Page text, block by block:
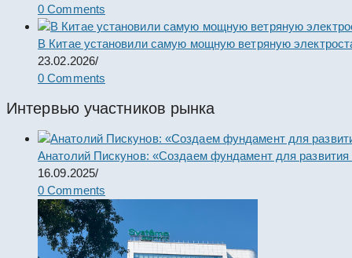
0 Comments
В Китае установили самую мощную ветряную
23.02.2026/
0 Comments
Интервью участников рынка
Анатолий Пискунов: «Создаем фундамент для развития
16.09.2025/
0 Comments